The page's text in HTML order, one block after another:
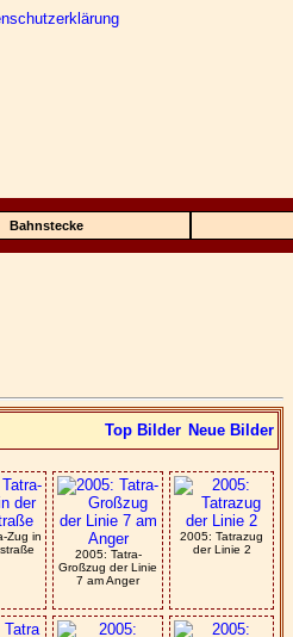
Bahnstecke
Top Bilder Neue Bilder
Zug in
2005: Tatra-
Großzug der Linie
7 am Anger
2005: Tatrazug
der Linie 2